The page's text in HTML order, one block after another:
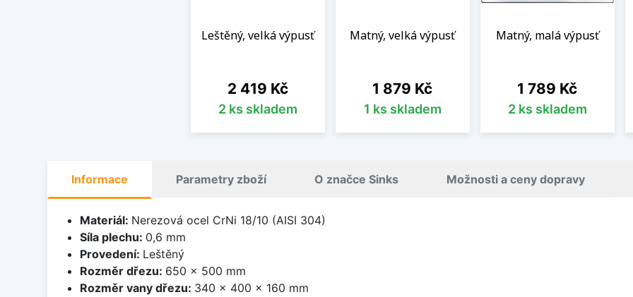
Leštěný, velká výpusť
Cena
2 419 Kč
2 ks skladem
Matný, velká výpusť
Cena
1 879 Kč
1 ks skladem
Matný, malá výpusť
Cena
1 789 Kč
2 ks skladem
Informace Parametry zboží O značce Sinks Možnosti a ceny dopravy
Materiál: Nerezová ocel CrNi 18/10 (AISI 304)
Síla plechu: 0,6 mm
Provedení: Leštěný
Rozměr dřezu: 650 x 500 mm
Rozměr vany dřezu: 340 x 400 x 160 mm